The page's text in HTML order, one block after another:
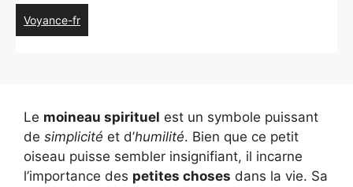
Voyance-fr
Le moineau spirituel est un symbole puissant
de simplicité et d’humilité. Bien que ce petit
oiseau puisse sembler insignifiant, il incarne
l’importance des petites choses dans la vie. Sa